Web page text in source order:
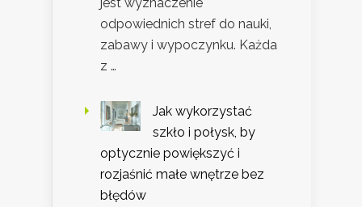
odpowiednich stref do nauki,
zabawy i wypoczynku. Każda
z …
Jak wykorzystać
szkło i połysk, by
optycznie powiększyć i
rozjaśnić małe wnętrze bez
błędów